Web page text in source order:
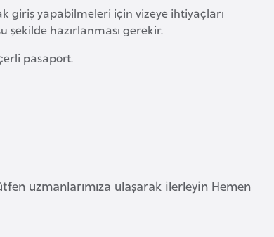
giriş yapabilmeleri için vizeye ihtiyaçları
şekilde hazırlanması gerekir.
pasaport.
uzmanlarımıza ulaşarak ilerleyin Hemen